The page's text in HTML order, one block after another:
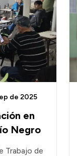
en
Negro
de 2025
Trabajo de